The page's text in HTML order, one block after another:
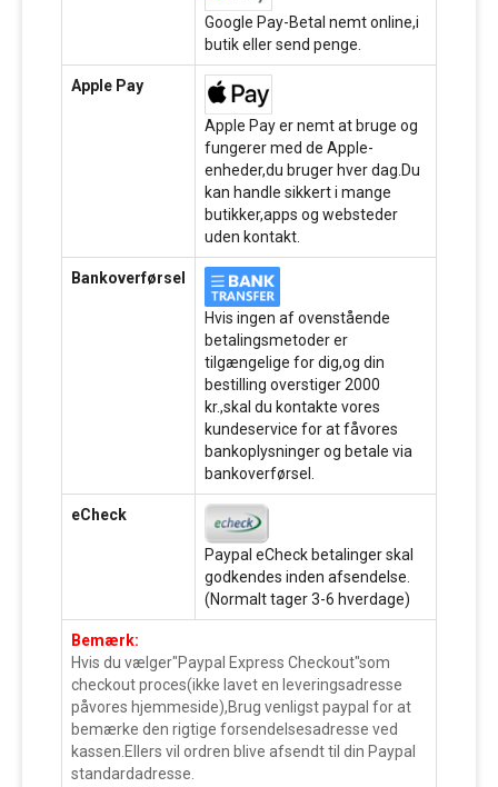
Google Pay-Betal nemt online,i
butik eller send penge.
Apple Pay
Apple Pay er nemt at bruge og
fungerer med de Apple-
enheder,du bruger hver dag.Du
kan handle sikkert i mange
butikker,apps og websteder
uden kontakt.
Bankoverførsel
Hvis ingen af ovenstående
betalingsmetoder er
tilgængelige for dig,og din
bestilling overstiger 2000
kr.,skal du kontakte vores
kundeservice for at fåvores
bankoplysninger og betale via
bankoverførsel.
eCheck
Paypal eCheck betalinger skal
godkendes inden afsendelse.
(Normalt tager 3-6 hverdage)
Bemærk:
Hvis du vælger"Paypal Express Checkout"som
checkout proces(ikke lavet en leveringsadresse
påvores hjemmeside),Brug venligst paypal for at
bemærke den rigtige forsendelsesadresse ved
kassen.Ellers vil ordren blive afsendt til din Paypal
standardadresse.